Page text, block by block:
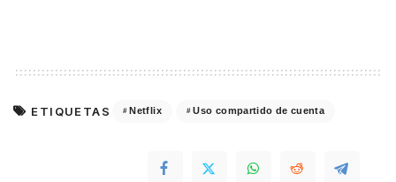
ETIQUETAS Netflix Uso compartido de cuenta